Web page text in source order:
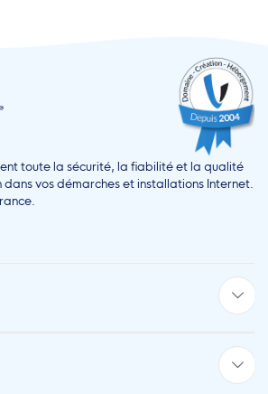
toute la sécurité, la fiabilité et la qualité
vos démarches et installations Internet.